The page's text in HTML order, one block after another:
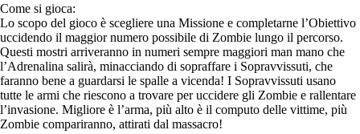
Come si gioca:
Lo scopo del gioco è scegliere una Missione e completarne l’Obiettivo
uccidendo il maggior numero possibile di Zombie lungo il percorso.
Questi mostri arriveranno in numeri sempre maggiori man mano che
l’Adrenalina salirà, minacciando di sopraffare i Sopravvissuti, che
faranno bene a guardarsi le spalle a vicenda! I Sopravvissuti usano
tutte le armi che riescono a trovare per uccidere gli Zombie e rallentare
l’invasione. Migliore è l’arma, più alto è il computo delle vittime, più
Zombie compariranno, attirati dal massacro!